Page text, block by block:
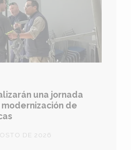
una jornada
de
DE 2026